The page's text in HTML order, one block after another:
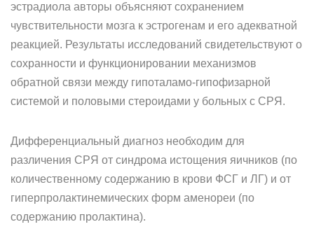
эстрадиола авторы объ­ясняют сохранением
чувствительности мозга к эстрогенам и его адекватной
реакцией. Результаты исследований свидетельствуют о
сохранности и функционировании механизмов
обратной связи между гипоталамо-гипофизарной
системой и половыми стероида­ми у больных с СРЯ.
Дифференциальный диагноз необходим для
различения СРЯ от синдрома истощения яичников (по
количественному содержанию в крови ФСГ и ЛГ) и от
гиперпролактинемических форм аменореи (по
содержанию пролактина).